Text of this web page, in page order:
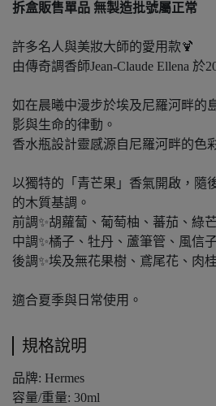
拆盒販售單品 無製造批號屬正常
許多名人與美妝大師的愛用款🍹
由傳奇調香師Jean-Claude Ellena 於
如在晨曦中漫步於埃及尼羅河畔的
影與生命的律動。
香水瓶設計靈感源自尼羅河畔的色
以獨特的「青芒果」香氣開啟，隨
的木質基調。
前調✨胡蘿蔔、葡萄柚、蕃茄、綠
中調✨橘子、牡丹、蘆筆管、風信
後調✨埃及無花果樹、鳶尾花、肉
適合夏季與日常使用。
規格說明
品牌: Hermes
容量/重量: 30ml